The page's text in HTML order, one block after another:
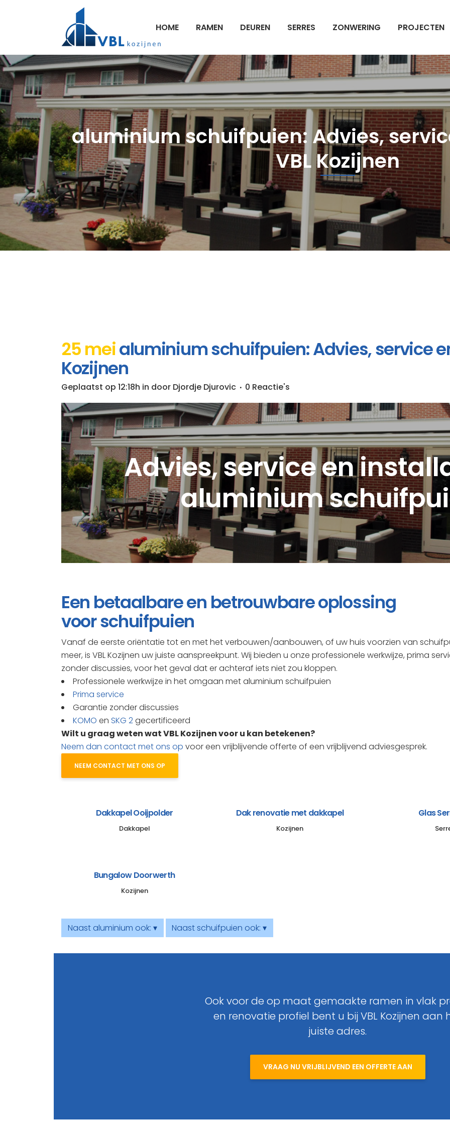
HOME RAMEN DEUREN SERRES ZONWERING PROJECTEN
aluminium schuifpuien: Advies,
VBL Kozijnen
25 meialuminium schuifpuien: Advies, service
Kozijnen
Geplaatst op 12:18h in door Djordje Djurovic 0 Reactie's
Advies, service en
aluminium
Een betaalbare en betrouwbare oplossing
voor schuifpuien
Vanaf de eerste oriëntatie tot en met het verbouwen/aanbouwen, of uw huis voorzien van
meer, is VBL Kozijnen uw juiste aanspreekpunt. Wij bieden u onze professionele werkwijze, prima
zonder discussies, voor het geval dat er achteraf iets niet zou kloppen.
Professionele werkwijze in het omgaan met aluminium schuifpuien
Prima service
Garantie zonder discussies
KOMO en SKG 2gecertificeerd
Wilt u graag weten wat VBL Kozijnen voor u kan betekenen?
Neem dan contact met ons op voor een vrijblijvende offerte of een vrijblijvend adviesgesprek.
NEEM CONTACT MET ONS OP
Dakkapel Ooijpolder
Dakkapel
Dak renovatie met dakkapel
Kozijnen
Glas
Bungalow Doorwerth
Kozijnen
Naast aluminium ook: ▾ Naast schuifpuien ook: ▾
Ook voor de op maat gemaakte ramen in vlak
en renovatie profiel bent u bij VBL Kozijnen aan
juiste adres.
VRAAG NU VRIJBLIJVEND EEN OFFERTE AAN